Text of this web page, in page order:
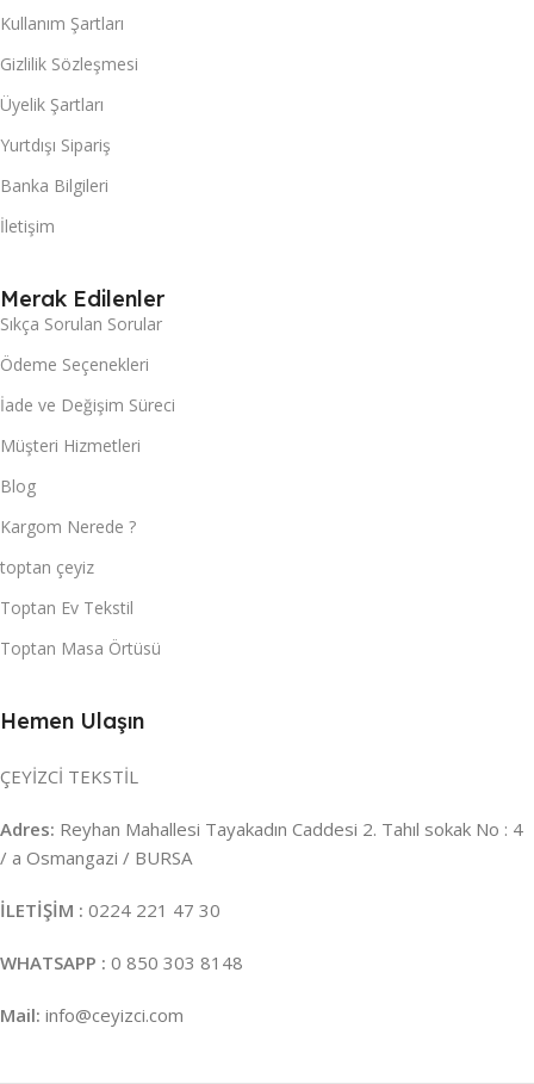
Kullanım Şartları
Gizlilik Sözleşmesi
Üyelik Şartları
Yurtdışı Sipariş
Banka Bilgileri
İletişim
Merak Edilenler
Sıkça Sorulan Sorular
Ödeme Seçenekleri
İade ve Değişim Süreci
Müşteri Hizmetleri
Blog
Kargom Nerede ?
toptan çeyiz
Toptan Ev Tekstil
Toptan Masa Örtüsü
Hemen Ulaşın
ÇEYİZCİ TEKSTİL
Adres: Reyhan Mahallesi Tayakadın Caddesi 2. Tahıl sokak No : 4
/ a Osmangazi / BURSA
İLETİŞİM : 0224 221 47 30
WHATSAPP : 0 850 303 8148
Mail: info@ceyizci.com